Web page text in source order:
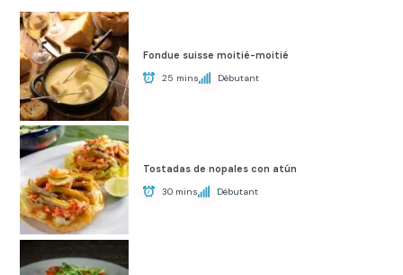
Fondue suisse moitié-moitié
25 mins Débutant
Tostadas de nopales con atún
30 mins Débutant